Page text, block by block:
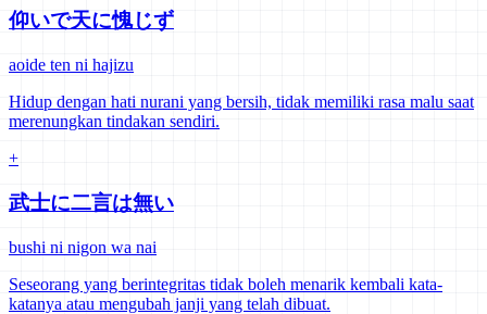
仰いで天に愧じず
aoide ten ni hajizu
Hidup dengan hati nurani yang bersih, tidak memiliki rasa malu saat
merenungkan tindakan sendiri.
+
武士に二言は無い
bushi ni nigon wa nai
Seseorang yang berintegritas tidak boleh menarik kembali kata-
katanya atau mengubah janji yang telah dibuat.